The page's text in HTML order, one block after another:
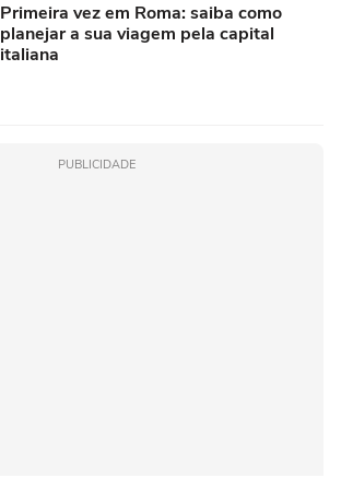
Primeira vez em Roma: saiba como
planejar a sua viagem pela capital
italiana
PUBLICIDADE